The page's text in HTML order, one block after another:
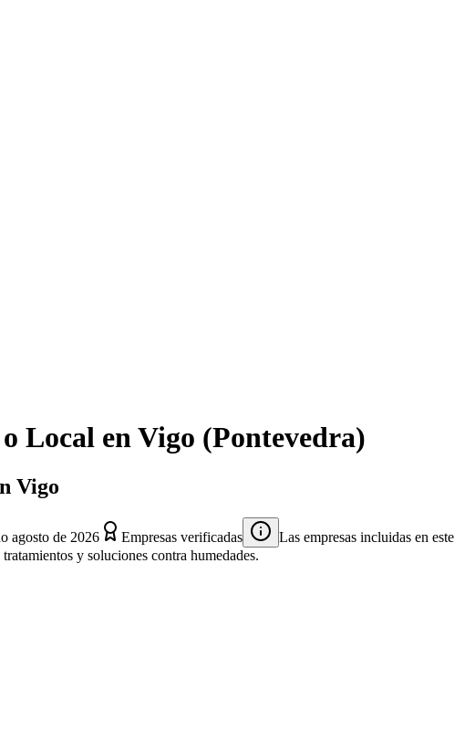
Local enVigo (Pontevedra)
Vigo
agosto de 2026 Empresas verificadas
Las empresas incluidas en este
y soluciones contra humedades.